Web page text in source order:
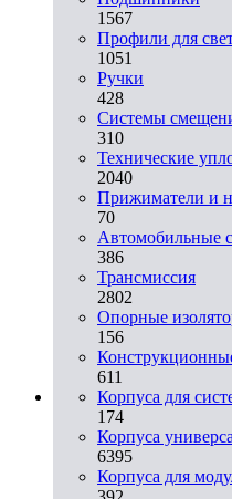
1567
Профили для
1051
Ручки
428
Системы
310
Технические
2040
Прижиматели и
70
Автомобильные
386
Трансмиссия
2802
Опорные
156
611
Корпуса для
174
Корпуса
6395
Корпуса для